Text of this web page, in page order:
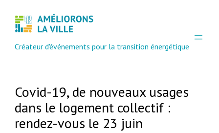
Créateur d'événements pour la transition énergétique
Covid-19, de nouveaux usages
dans le logement collectif :
rendez-vous le 23 juin